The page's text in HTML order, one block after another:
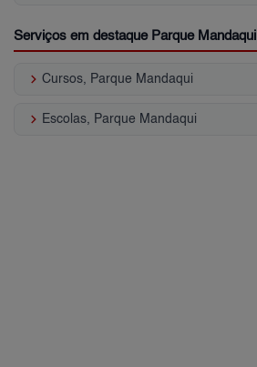
Serviços em destaque Parque Mandaqui
keyboard_arrow_right Cursos, Parque Mandaqui
keyboard_arrow_right Escolas, Parque Mandaqui